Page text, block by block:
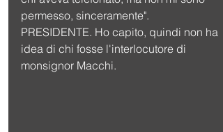
permesso, sinceramente".
PRESIDENTE. Ho capito, quindi non ha
idea di chi fosse l'interlocutore di
monsignor Macchi.